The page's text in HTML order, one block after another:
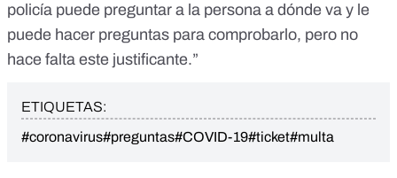
policía puede preguntar a la persona a dónde va y le
puede hacer preguntas para comprobarlo, pero no
hace falta este justificante.”
ETIQUETAS:
#coronavirus#preguntas#COVID-19#ticket#multa